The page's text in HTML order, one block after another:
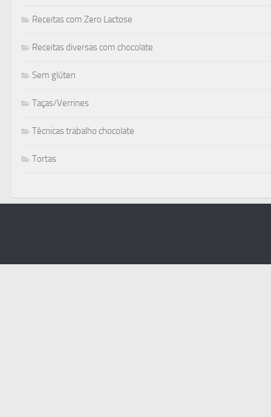
Receitas com Zero Lactose
Receitas diversas com chocolate
Sem glúten
Taças/Verrines
Técnicas trabalho chocolate
Tortas